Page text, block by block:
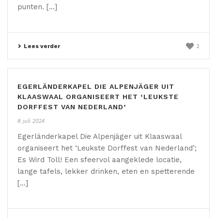
punten. [...]
Lees verder 2
EGERLÄNDERKAPEL DIE ALPENJÄGER UIT
KLAASWAAL ORGANISEERT HET ‘LEUKSTE
DORFFEST VAN NEDERLAND’
8 juli 2024
Egerländerkapel Die Alpenjäger uit Klaaswaal
organiseert het ‘Leukste Dorffest van Nederland’;
Es Wird Toll! Een sfeervol aangeklede locatie,
lange tafels, lekker drinken, eten en spetterende
[...]